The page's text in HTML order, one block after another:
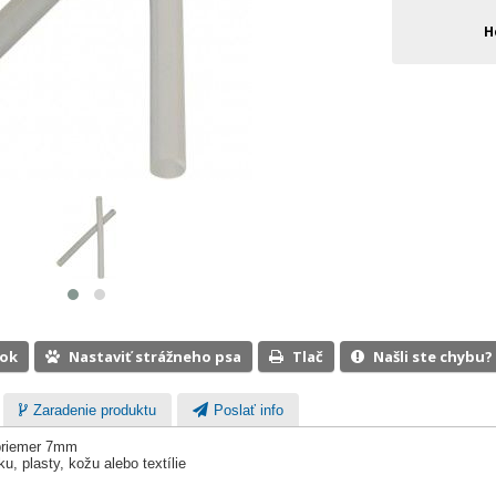
Nastaviť strážneho psa Tlač Našli ste chybu?
Zaradenie produktu Poslať info
7mm
plasty, kožu alebo textílie